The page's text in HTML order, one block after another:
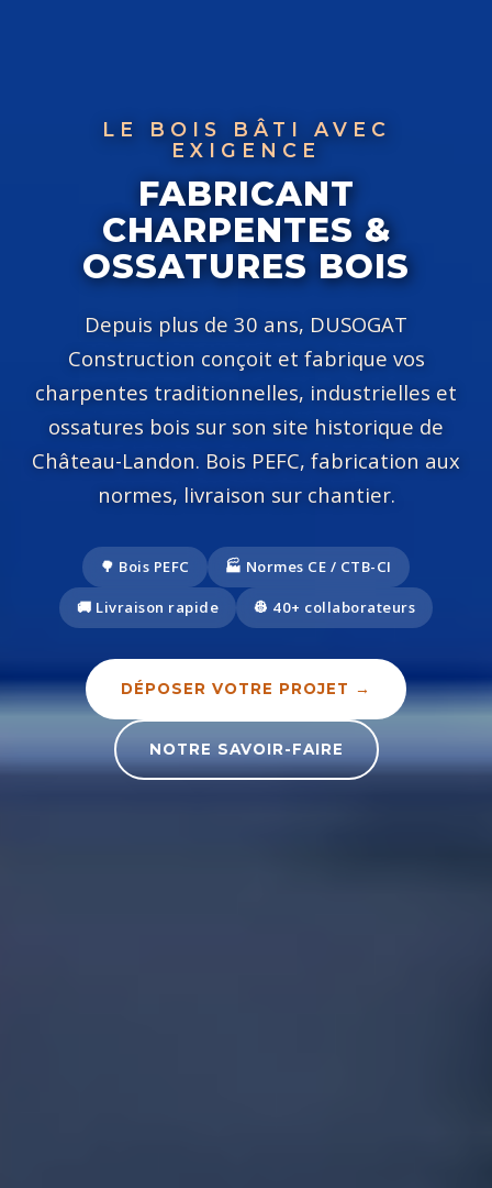
LE BOIS BÂTI AVEC
EXIGENCE
FABRICANT
CHARPENTES &
OSSATURES BOIS
Depuis plus de 30 ans, DUSOGAT
Construction conçoit et fabrique vos
charpentes traditionnelles, industrielles et
ossatures bois sur son site historique de
Château-Landon. Bois PEFC, fabrication aux
normes, livraison sur chantier.
🌳 Bois PEFC 🏭 Normes CE / CTB-CI
🚚 Livraison rapide 👷 40+ collaborateurs
DÉPOSER VOTRE PROJET →
NOTRE SAVOIR-FAIRE